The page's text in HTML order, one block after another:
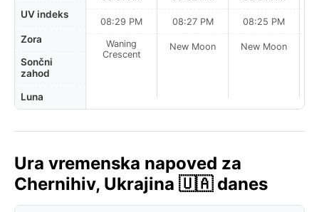
UV indeks
Zora
Sončni
zahod
Luna
08:29 PM
Waning
Crescent
08:27 PM
New Moon
08:25 PM
New Moon
Ura vremenska napoved za
Chernihiv, Ukrajina 🇺🇦 danes